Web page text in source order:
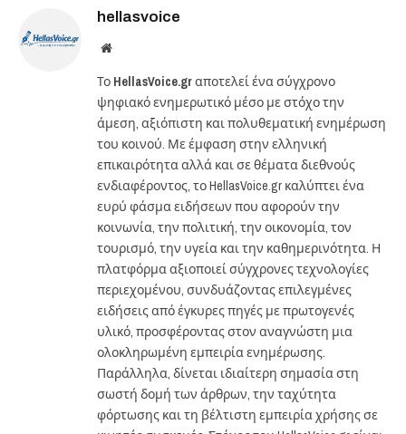
hellasvoice
Website
Το HellasVoice.grαποτελεί ένα σύγχρονο
ψηφιακό ενημερωτικό μέσο με στόχο την
άμεση, αξιόπιστη και πολυθεματική ενημέρωση
του κοινού. Με έμφαση στην ελληνική
επικαιρότητα αλλά και σε θέματα διεθνούς
ενδιαφέροντος, το HellasVoice.gr καλύπτει ένα
ευρύ φάσμα ειδήσεων που αφορούν την
κοινωνία, την πολιτική, την οικονομία, τον
τουρισμό, την υγεία και την καθημερινότητα. Η
πλατφόρμα αξιοποιεί σύγχρονες τεχνολογίες
περιεχομένου, συνδυάζοντας επιλεγμένες
ειδήσεις από έγκυρες πηγές με πρωτογενές
υλικό, προσφέροντας στον αναγνώστη μια
ολοκληρωμένη εμπειρία ενημέρωσης.
Παράλληλα, δίνεται ιδιαίτερη σημασία στη
σωστή δομή των άρθρων, την ταχύτητα
φόρτωσης και τη βέλτιστη εμπειρία χρήσης σε